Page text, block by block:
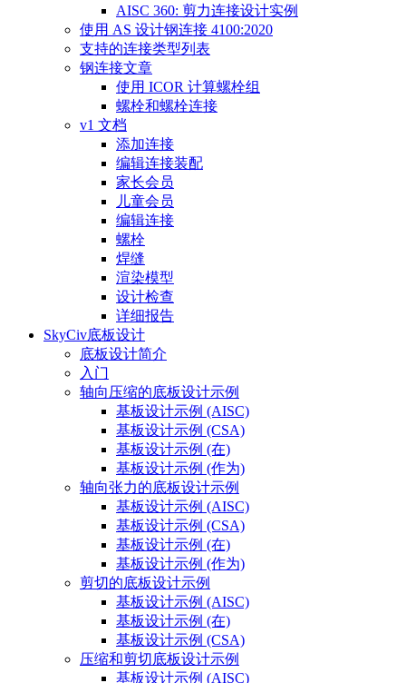
AISC 360: 剪力连接设计实例
使用 AS 设计钢连接 4100:2020
支持的连接类型列表
钢连接文章
使用 ICOR 计算螺栓组
螺栓和螺栓连接
v1 文档
添加连接
编辑连接装配
家长会员
儿童会员
编辑连接
螺栓
焊缝
渲染模型
设计检查
详细报告
SkyCiv底板设计
底板设计简介
入门
轴向压缩的底板设计示例
基板设计示例 (AISC)
基板设计示例 (CSA)
基板设计示例 (在)
基板设计示例 (作为)
轴向张力的底板设计示例
基板设计示例 (AISC)
基板设计示例 (CSA)
基板设计示例 (在)
基板设计示例 (作为)
剪切的底板设计示例
基板设计示例 (AISC)
基板设计示例 (在)
基板设计示例 (CSA)
压缩和剪切底板设计示例
基板设计示例 (AISC)